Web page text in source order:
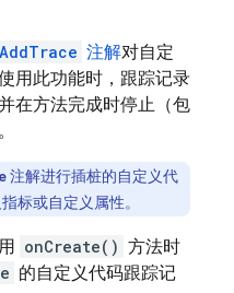
注解对自定
用此功能时，跟踪记录
在方法完成时停止（包
注解进行插桩的自定义代
标或自定义属性。
onCreate() 方法时
的自定义代码跟踪记